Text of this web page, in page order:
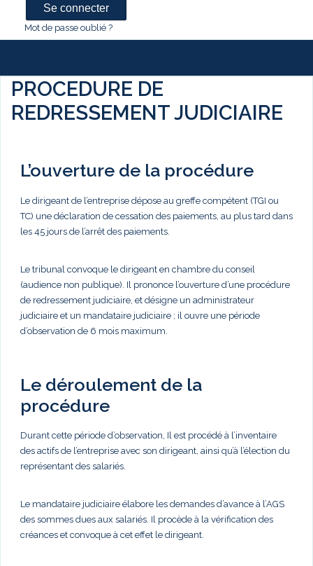
Mot de passe oublié ?
PROCEDURE DE
REDRESSEMENT JUDICIAIRE
L’ouverture de la procédure
Le dirigeant de l’entreprise dépose au greffe compétent (TGI ou
TC) une déclaration de cessation des paiements, au plus tard dans
les 45 jours de l’arrêt des paiements.
Le tribunal convoque le dirigeant en chambre du conseil
(audience non publique). Il prononce l’ouverture d’une procédure
de redressement judiciaire, et désigne un administrateur
judiciaire et un mandataire judiciaire ; il ouvre une période
d’observation de 6 mois maximum.
Le déroulement de la
procédure
Durant cette période d’observation, Il est procédé à l’inventaire
des actifs de l’entreprise avec son dirigeant, ainsi qu’à l’élection du
représentant des salariés.
Le mandataire judiciaire élabore les demandes d’avance à l’AGS
des sommes dues aux salariés. Il procède à la vérification des
créances et convoque à cet effet le dirigeant.